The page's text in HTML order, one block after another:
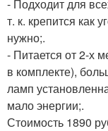
- Подходит для
т. к. крепится как
нужно;.
- Питается от 2-х
в комплекте),
ламп
мало энергии;.
Стоимость 1890